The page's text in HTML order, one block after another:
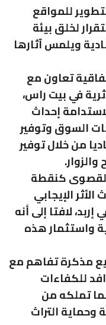
للمواقع
لخلق بيئة
ويلمس آثارها
تعاون مع
في بيت راس،
إحداث
السوق وتوفير
من خلال توفير
القصوى كنقطة
الإيجابي
لافتا إلى أنه
واستثمار هذه
مذكرة تفاهم مع
للكفاءات
تملكه من
التراث